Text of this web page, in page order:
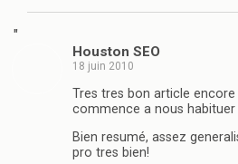
"
Houston SEO
18 juin 2010
Tres tres bon article encore
commence a nous
Bien resumé, assez
pro tres bien!